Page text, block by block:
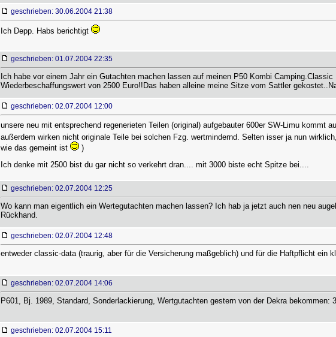
geschrieben: 30.06.2004 21:38
Ich Depp. Habs berichtigt
geschrieben: 01.07.2004 22:35
Ich habe vor einem Jahr ein Gutachten machen lassen auf meinen P50 Kombi
Wiederbeschaffungswert von 2500 Euro!!Das haben alleine meine Sitze vom Sattler
geschrieben: 02.07.2004 12:00
unsere neu mit entsprechend regenerieten Teilen (original) aufgebauter 600er SW-Limu kommt
außerdem wirken nicht originale Teile bei solchen Fzg. wertmindernd. Selten isser ja nun
wie das gemeint ist
)
Ich denke mit 2500 bist du gar nicht so verkehrt dran.... mit 3000 biste echt Spitze bei....
geschrieben: 02.07.2004 12:25
Wo kann man eigentlich ein Wertegutachten machen lassen? Ich hab ja jetzt auch nen neu
Rückhand.
geschrieben: 02.07.2004 12:48
entweder classic-data (traurig, aber für die Versicherung maßgeblich) und für die Haftpflicht ein
geschrieben: 02.07.2004 14:06
P601, Bj. 1989, Standard, Sonderlackierung, Wertgutachten gestern von der Dekra bekommen:
geschrieben: 02.07.2004 15:11